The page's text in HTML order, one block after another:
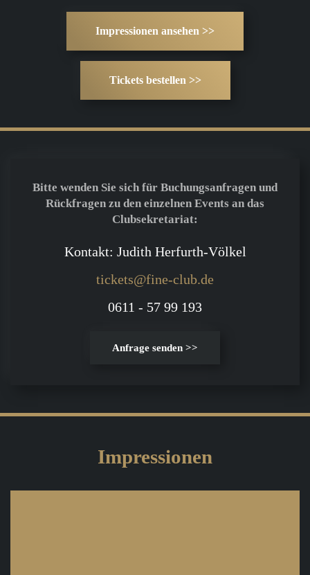
Impressionen ansehen >>
Tickets bestellen >>
Bitte wenden Sie sich für Buchungsanfragen und
Rückfragen zu den einzelnen Events an das
Clubsekretariat:
Kontakt: Judith Herfurth-Völkel
tickets@fine-club.de
0611 - 57 99 193
Anfrage senden >>
Impressionen